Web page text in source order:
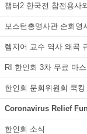
챕터2 한국전 참전용사
보스턴총영사관 순회영
렘지어 교수 역사 왜곡
RI 한인회 3차 무료 마
한인회 문회위원회 쿡
Coronavirus Relief
한인회 소식